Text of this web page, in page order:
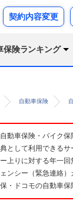
契約内容変更
保険ランキング
自動車保険
動車保険・バイク
として利用できる
ー上りに対する年一
ェンシー（緊急連絡
・ドコモの自動車保